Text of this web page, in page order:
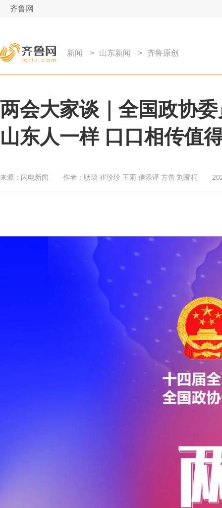
齐鲁网
新闻 > 山东新闻 > 齐鲁原创
两会大家谈｜全国政协
山东人一样 口口相传值
来源： 闪电新闻 作者： 耿琰 崔珍珍 王雨 信添译 方蕾 刘馨桐